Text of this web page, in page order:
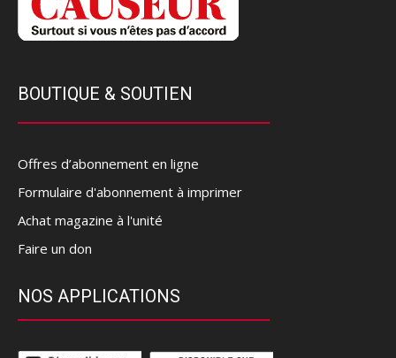
BOUTIQUE & SOUTIEN
Offres d’abonnement en ligne
Formulaire d'abonnement à imprimer
Achat magazine à l'unité
Faire un don
NOS APPLICATIONS